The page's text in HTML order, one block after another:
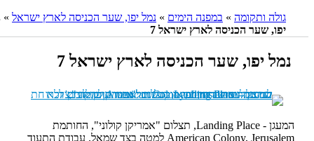
גולה ותקומה»במפנה הימים»נמל יפו, שער הכניסה לארץ ישראל»נמל
יפו, שער הכניסה לארץ ישראל 7
נמל יפו, שער הכניסה לארץ ישראל 7
המעגן - Landing Place, תצלום "אמריקן קולוני", החותמת
American Colony, Jerusalem למטה בצד שמאל. עבודת התעוד